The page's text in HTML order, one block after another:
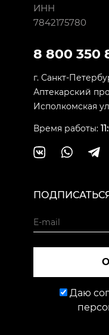
ИНН
7842175780
8 800 350
г. Санкт-
Аптекарский
Исполкомская
Время работы:
Даю